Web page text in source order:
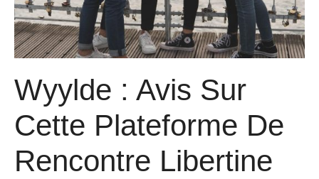
Wyylde : Avis Sur
Cette Plateforme De
Rencontre Libertine